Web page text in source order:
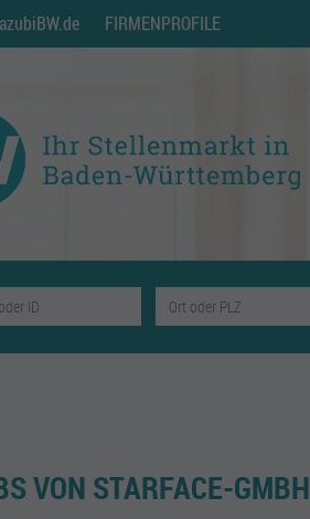
azubiBW.de FIRMENPROFILE
VON STARFACE-GMBH